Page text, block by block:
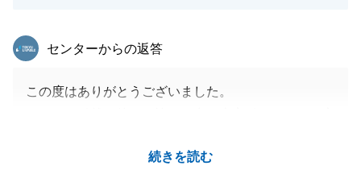
続きを読む
東急リバブル
センターからの返答
この度はありがとうございました。
「迅速・丁寧」は私のモットーですので、内見から費